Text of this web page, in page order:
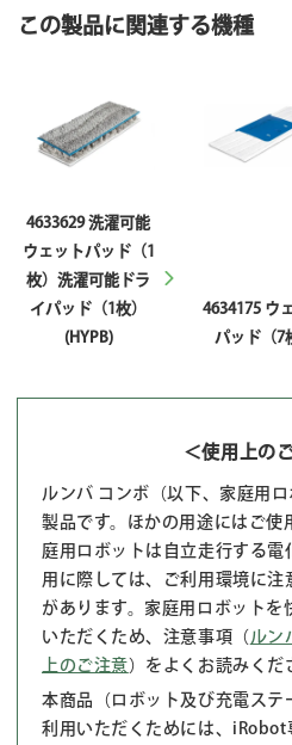
この製品に関連する機種
4633629 洗濯可能
ウェットパッド（1
枚）洗濯可能ドラ
イパッド（1枚）
(HYPB)
4634175 ウ
パッド（7
＜使用上の
ルンバ コンボ（以下、家庭用
製品です。ほかの用途にはご使
庭用ロボットは自立走行する電
用に際しては、ご利用環境に注
があります。家庭用ロボットを
いただくため、注意事項（ ルン
上のご注意）をよくお読みくだ
本商品（ロボット及び充電ステ
利用いただくためには、iRobot